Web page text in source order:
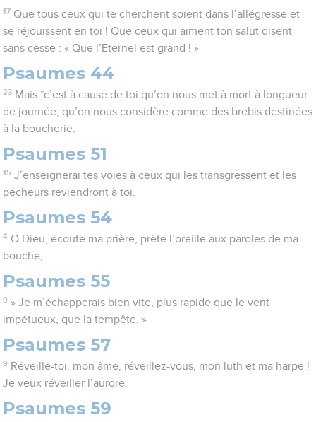
17 Que tous ceux qui te cherchent soient dans l’allégresse et
se réjouissent en toi ! Que ceux qui aiment ton salut disent
sans cesse : « Que l’Eternel est grand ! »
Psaumes 44
23 Mais *c’est à cause de toi qu’on nous met à mort à longueur
de journée, qu’on nous considère comme des brebis destinées
à la boucherie.
Psaumes 51
15 J’enseignerai tes voies à ceux qui les transgressent et les
pécheurs reviendront à toi.
Psaumes 54
4 O Dieu, écoute ma prière, prête l’oreille aux paroles de ma
bouche,
Psaumes 55
9 » Je m’échapperais bien vite, plus rapide que le vent
impétueux, que la tempête. »
Psaumes 57
9 Réveille-toi, mon âme, réveillez-vous, mon luth et ma harpe !
Je veux réveiller l’aurore.
Psaumes 59